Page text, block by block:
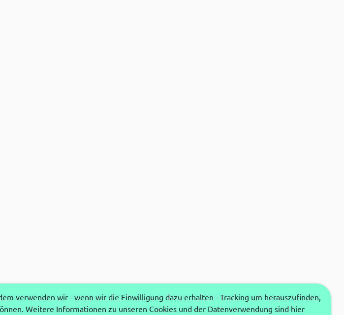
verwenden wir - wenn wir die Einwilligung dazu erhalten - Tracking um herauszufinden,
Weitere Informationen zu unseren Cookies und der Datenverwendung sind hier